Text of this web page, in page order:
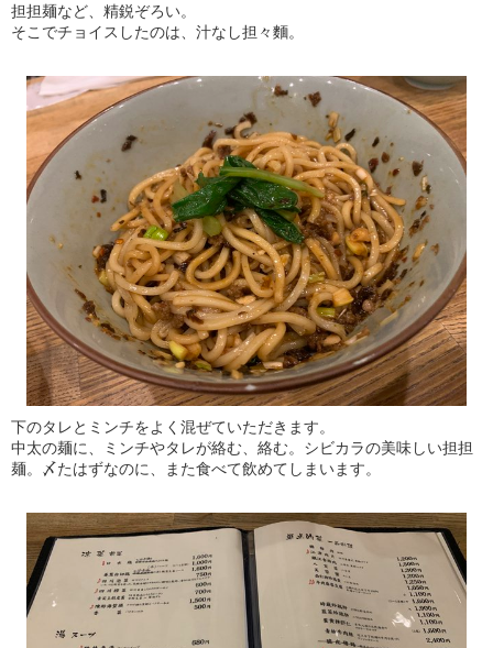
担担麺など、精鋭ぞろい。
そこでチョイスしたのは、汁なし担々麵。
下のタレとミンチをよく混ぜていただきます。
中太の麺に、ミンチやタレが絡む、絡む。シビカラの美味しい担担
麺。〆たはずなのに、また食べて飲めてしまいます。